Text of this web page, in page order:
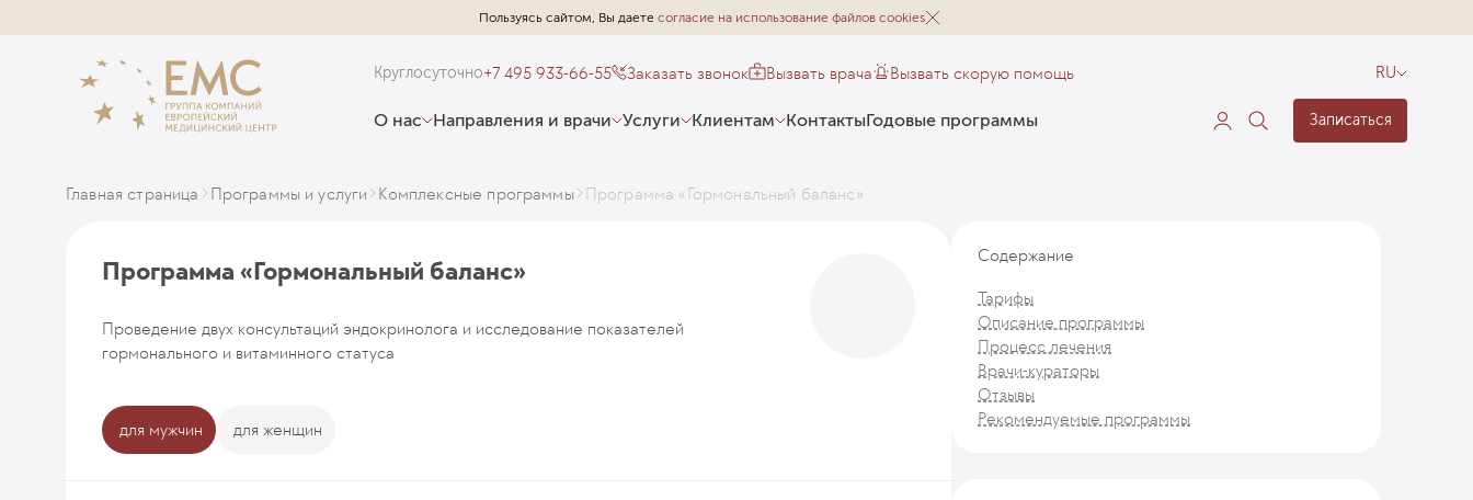
Пользуясь сайтом, Вы даете согласие на использование файлов cookies
Круглосуточно+7 495 933-66-55 Заказать звонок Вызвать врача Вызвать скорую помощь RU
О нас Направления и врачи Услуги Клиентам КонтактыГодовые программы Записаться
Главная страница Программы и услуги Комплексные программы Программа «Гормональный баланс»
Программа «Гормональный баланс»
Проведение двух консультаций эндокринолога и исследование показателей
гормонального и витаминного статуса
для мужчин для женщин
Содержание
Тарифы
Описание программы
Процесс лечения
Врачи-кураторы
Отзывы
Рекомендуемые программы